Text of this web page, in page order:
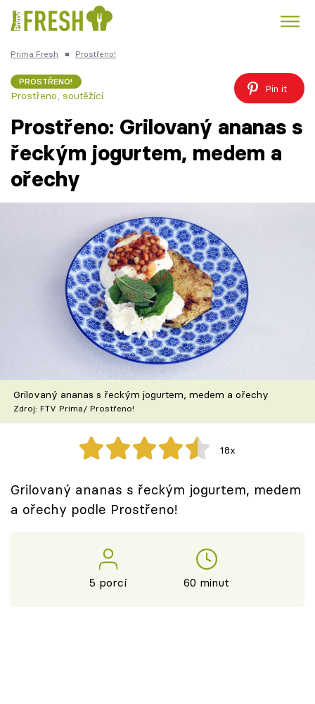
Česká kuchyně
Témata
TV Program
Škola vaření
Recepty z TV
Speciál: Cuketa
Těhotnej kuchař
Přihlášení
Prima Fresh ■ Prostřeno!
PROSTŘENO!
Prostřeno, soutěžící
Pin it
Prostřeno: Grilovaný ananas s
řeckým jogurtem, medem a
ořechy
Grilovaný ananas s řeckým jogurtem, medem a ořechy
Zdroj: FTV Prima/ Prostřeno!
18x
Grilovaný ananas s řeckým jogurtem, medem
a ořechy podle Prostřeno!
5 porcí 60 minut